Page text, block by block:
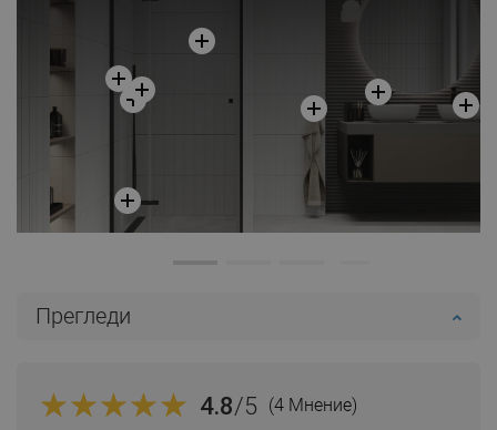
Прегледи
4.8/5 (4 Мнение)